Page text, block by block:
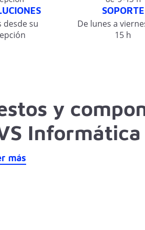
desde su
SOPORTE
De lunes a
15 h
y
Informática
más